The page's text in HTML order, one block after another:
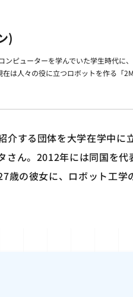
)
ピューターを学んでいた学生時代に
は人々の役に立つロボットを作る「
介する団体を大学在学中に
さん。2012年には同国を
歳の彼女に、ロボット工